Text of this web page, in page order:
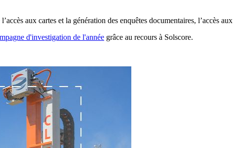
aux cartes et la génération des enquêtes documentaires, l’accès
d'investigation de l'année grâce au recours à Solscore.